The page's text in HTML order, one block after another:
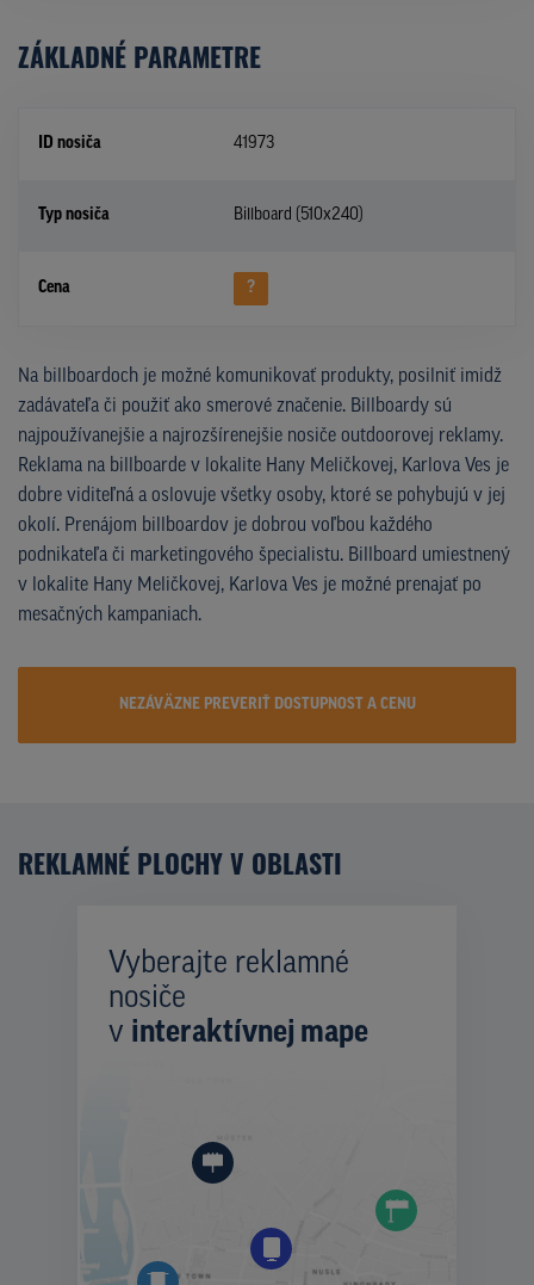
ZÁKLADNÉ PARAMETRE
ID nosiča 41973
Typ nosiča Billboard (510x240)
Cena ?
Na billboardoch je možné komunikovať produkty, posilniť imidž
zadávateľa či použiť ako smerové značenie. Billboardy sú
najpoužívanejšie a najrozšírenejšie nosiče outdoorovej reklamy.
Reklama na billboarde v lokalite Hany Meličkovej, Karlova Ves je
dobre viditeľná a oslovuje všetky osoby, ktoré se pohybujú v jej
okolí. Prenájom billboardov je dobrou voľbou každého
podnikateľa či marketingového špecialistu. Billboard umiestnený
v lokalite Hany Meličkovej, Karlova Ves je možné prenajať po
mesačných kampaniach.
NEZÁVÄZNE PREVERIŤ DOSTUPNOST A CENU
REKLAMNÉ PLOCHY V OBLASTI
Vyberajte reklamné
nosiče
v interaktívnej mape